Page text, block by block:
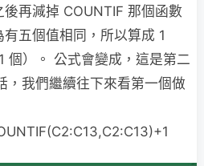
再減掉 COUNTIF 那個函數
五個值相同，所以算成 1
個）。 公式會變成，這是第二
，我們繼續往下來看第一個做